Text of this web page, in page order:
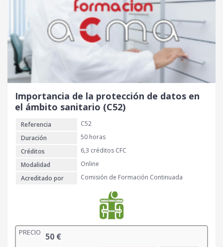
Importancia de la protección de datos en
el ámbito sanitario (C52)
Referencia
C52
Duración
50 horas
Créditos
6,3 créditos CFC
Modalidad
Online
Acreditado por
Comisión de Formación Continuada
PRECIO 50 €